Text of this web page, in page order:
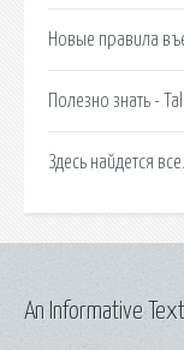
Новые правила
Полезно знать -
Здесь найдется все.
An Informative